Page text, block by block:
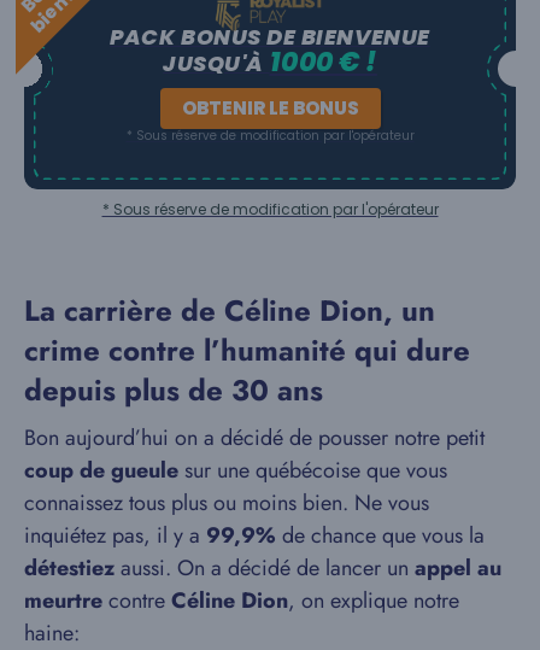
PACK BONUS DE BIENVENUE
JUSQU'À 1000 € !
OBTENIR LE BONUS
* Sous réserve de modification par l'opérateur
* Sous réserve de modification par l'opérateur
La carrière de Céline Dion, un
crime contre l’humanité qui dure
depuis plus de 30 ans
Bon aujourd’hui on a décidé de pousser notre petit
coup de gueule sur une québécoise que vous
connaissez tous plus ou moins bien. Ne vous
inquiétez pas, il y a 99,9% de chance que vous la
détestiezaussi. On a décidé de lancer un appel au
meurtrecontreCéline Dion, on explique notre
haine: